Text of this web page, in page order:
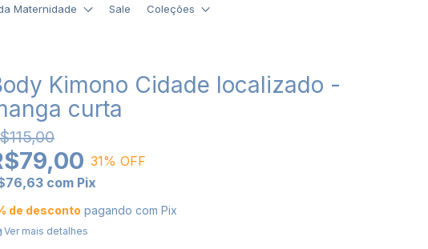
Maternidade Sale Coleções
Kimono Cidade localizado -
curta
31% OFF
com Pix
de desconto pagando com Pix
Ver mais detalhes